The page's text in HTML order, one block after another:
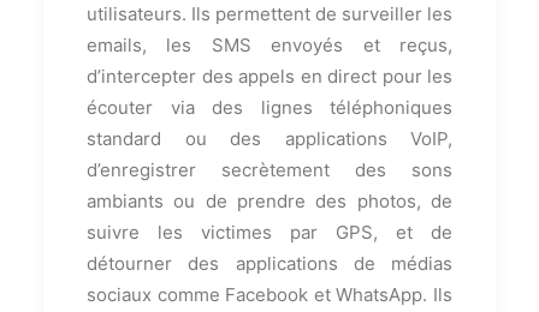
utilisateurs. Ils permettent de surveiller les
emails, les SMS envoyés et reçus,
d’intercepter des appels en direct pour les
écouter via des lignes téléphoniques
standard ou des applications VoIP,
d’enregistrer secrètement des sons
ambiants ou de prendre des photos, de
suivre les victimes par GPS, et de
détourner des applications de médias
sociaux comme Facebook et WhatsApp. Ils